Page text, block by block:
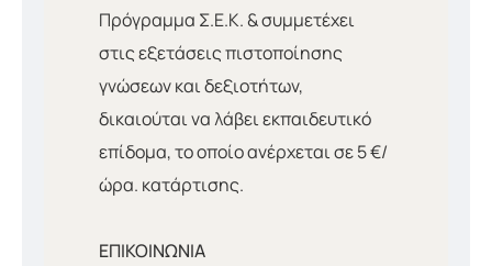
Πρόγραμμα Σ.Ε.Κ. & συμμετέχει
στις εξετάσεις πιστοποίησης
γνώσεων και δεξιοτήτων,
δικαιούται να λάβει εκπαιδευτικό
επίδομα, το οποίο ανέρχεται σε 5 €/
ώρα. κατάρτισης.
ΕΠΙΚΟΙΝΩΝΙΑ